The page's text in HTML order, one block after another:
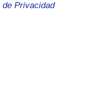
de Privacidad